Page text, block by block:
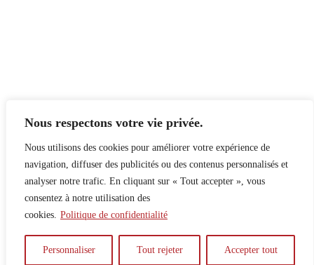
Nous respectons votre vie privée.
Nous utilisons des cookies pour améliorer votre expérience de
navigation, diffuser des publicités ou des contenus personnalisés et
analyser notre trafic. En cliquant sur « Tout accepter », vous
consentez à notre utilisation des
cookies. Politique de confidentialité
Personnaliser Tout rejeter Accepter tout